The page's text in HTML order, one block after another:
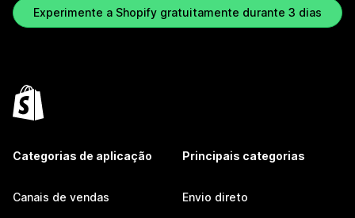
Experimente a Shopify gratuitamente durante 3 dias
Categorias de aplicação
Canais de vendas
Principais categorias
Envio direto